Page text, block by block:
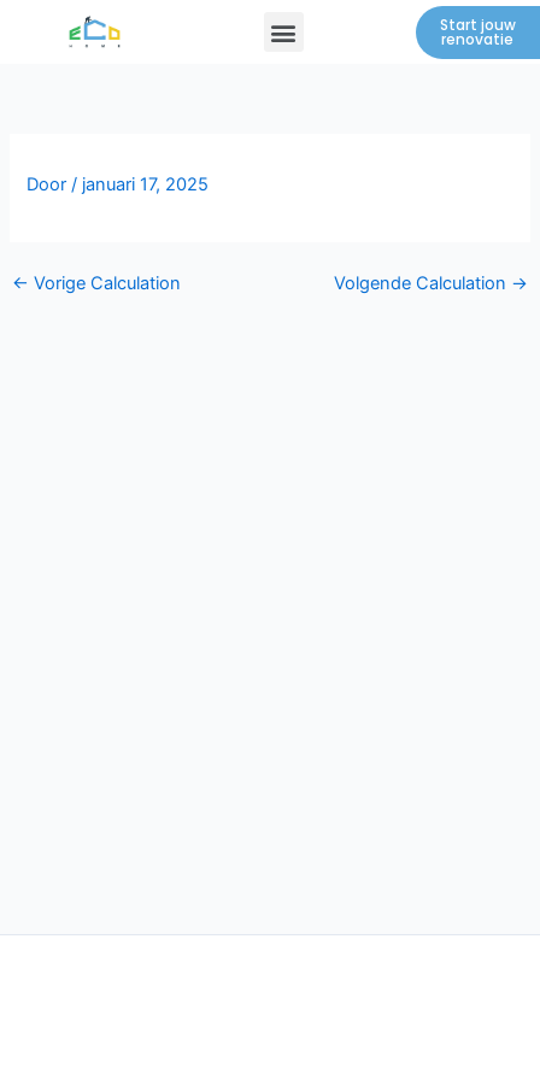
Menu Start jouw
renovatie
Door/ januari 17, 2025
← Vorige Calculation Volgende Calculation →